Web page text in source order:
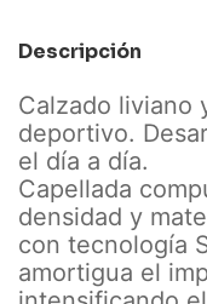
Descripción
Calzado liviano
deportivo.
el día a día.
Capellada
densidad y
con tecnología
amortigua el